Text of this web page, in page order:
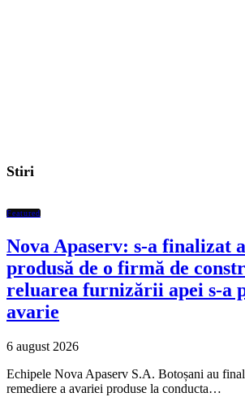
Stiri
Featured
Nova Apaserv: s-a finalizat
produsă de o firmă de
reluarea furnizării apei s-a
avarie
6 august 2026
Echipele Nova Apaserv S.A. Botoșani au
remediere a avariei produse la conducta…